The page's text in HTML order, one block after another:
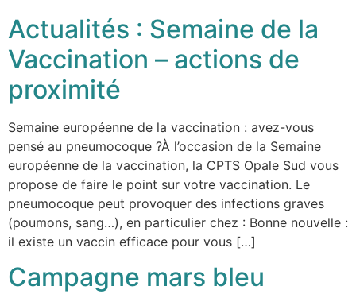
Actualités : Semaine de la
Vaccination – actions de
proximité
Semaine européenne de la vaccination : avez-vous
pensé au pneumocoque ?À l’occasion de la Semaine
européenne de la vaccination, la CPTS Opale Sud vous
propose de faire le point sur votre vaccination. Le
pneumocoque peut provoquer des infections graves
(poumons, sang…), en particulier chez : Bonne nouvelle :
il existe un vaccin efficace pour vous […]
Campagne mars bleu